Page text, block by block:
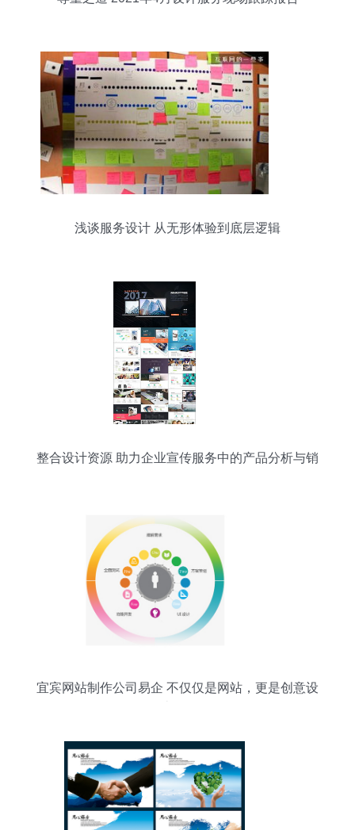
浅谈服务设计 从无形体验到底层逻辑
整合设计资源 助力企业宣传服务中的产品分析与销
宜宾网站制作公司易企 不仅仅是网站，更是创意设